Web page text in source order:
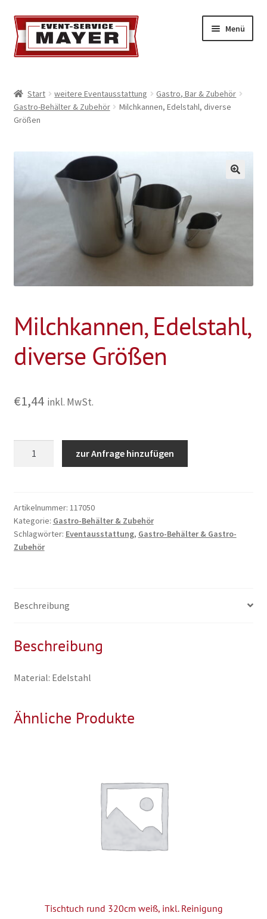
Menü
Event-Service
Impressionen
Kontakt & Feedback
Geschäftsbedingungen
Start weitere Eventausstattung
Gastro, Bar & Zubehör
Gastro-Behälter & Zubehör
Milchkannen, Edelstahl, diverse
Größen
Milchkannen, Edelstahl,
diverse Größen
€1,44 inkl. MwSt.
Menge
zur Anfrage hinzufügen
Artikelnummer: 117050
Kategorie: Gastro-Behälter & Zubehör
Schlagwörter: Eventausstattung, Gastro-Behälter & Gastro-
Zubehör
Beschreibung
Beschreibung
Material: Edelstahl
Ähnliche Produkte
Tischtuch rund 320cm weiß, inkl. Reinigung